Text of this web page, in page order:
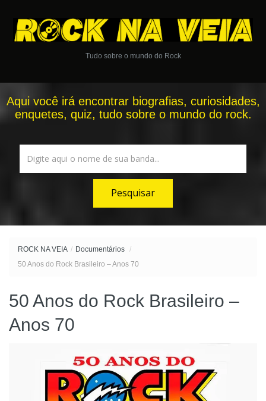
Tudo sobre o mundo do Rock
Aqui você irá encontrar biografias, curiosidades,
enquetes, quiz, tudo sobre o mundo do rock.
ROCK NA VEIA / Documentários /
50 Anos do Rock Brasileiro – Anos 70
50 Anos do Rock Brasileiro –
Anos 70